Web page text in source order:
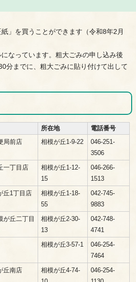
」を買うことができます（令和8年2月
なっています。粗大ごみの申し込み後
分までに、粗大ごみに貼り付けて出して
所在地
電話番号
局前店
相模が丘1-9-22
046-251-
3506
一丁目店
相模が丘1-12-
15
046-266-
1513
丘1丁目店
相模が丘1-18-
55
042-745-
9883
が丘二丁目
相模が丘2-30-
13
042-748-
4741
相模が丘3-57-1
046-254-
7464
丘南店
相模が丘4-74-
046-254-